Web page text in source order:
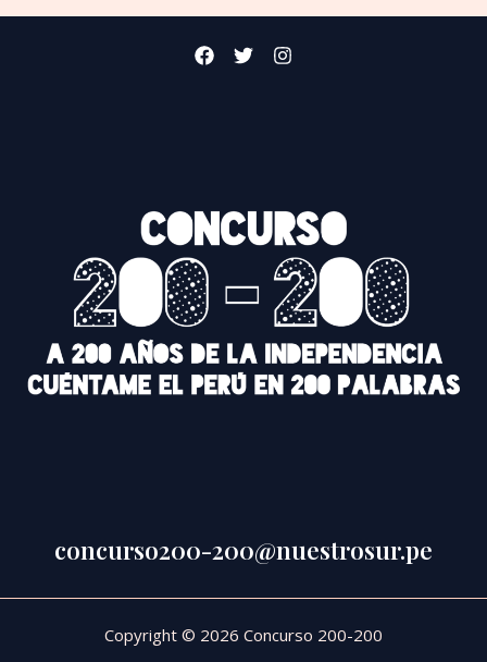
concurso200-200@nuestrosur.pe
Copyright © 2026 Concurso 200-200